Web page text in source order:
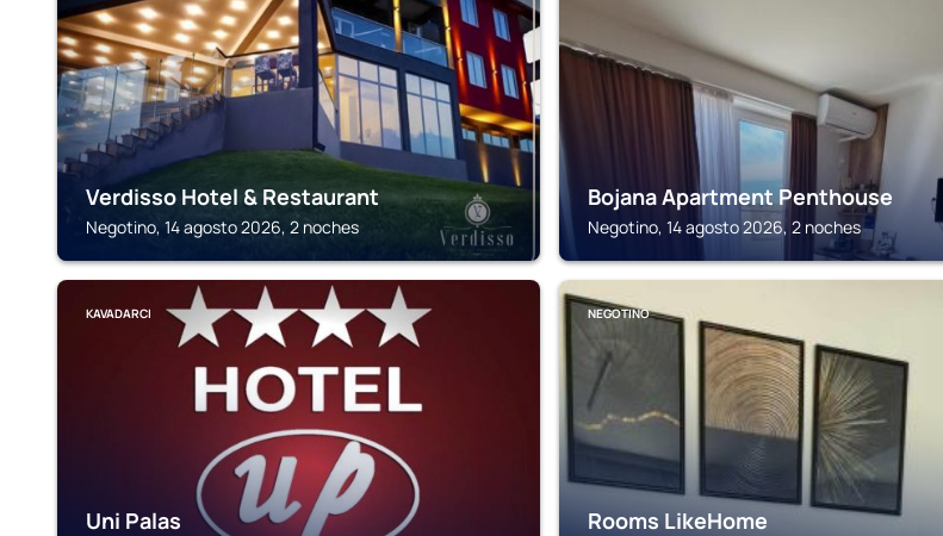
Verdisso Hotel & Restaurant
Negotino, 14 agosto 2026, 2 noches
Bojana Apartment Penthouse
Negotino, 14 agosto 2026, 2 noches
KAVADARCI
Uni Palas
NEGOTINO
Rooms LikeHome